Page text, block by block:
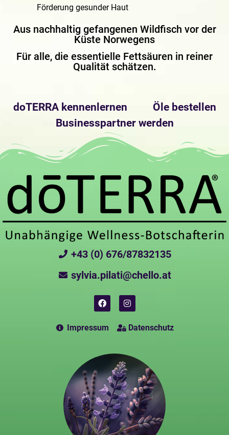
Förderung gesunder Haut
Aus nachhaltig gefangenen Wildfisch vor der
Küste Norwegens
Für alle, die essentielle Fettsäuren in reiner
Qualität schätzen.
doTERRA kennenlernen
Öle bestellen
Businesspartner werden
+43 (0) 676/87832135
sylvia.pilati@chello.at
Impressum Datenschutz